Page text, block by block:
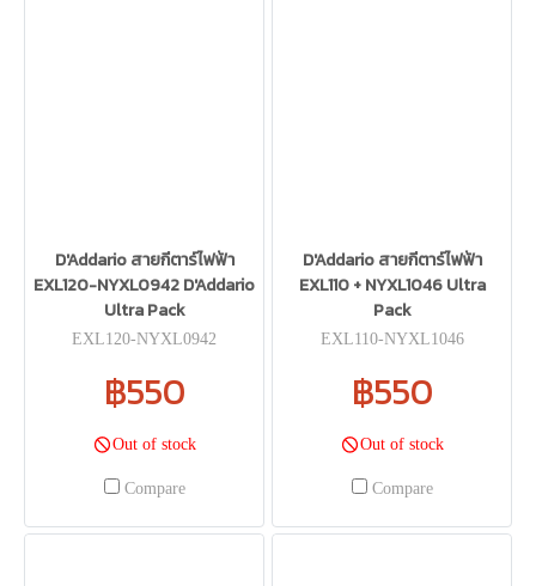
D'Addario สายกีตาร์ไฟฟ้า
EXL120-NYXL0942 D'Addario
Ultra Pack
EXL120-NYXL0942
฿550
Out of stock
Compare
D'Addario สายกีตาร์ไฟฟ้า
EXL110 + NYXL1046 Ultra
Pack
EXL110-NYXL1046
฿550
Out of stock
Compare